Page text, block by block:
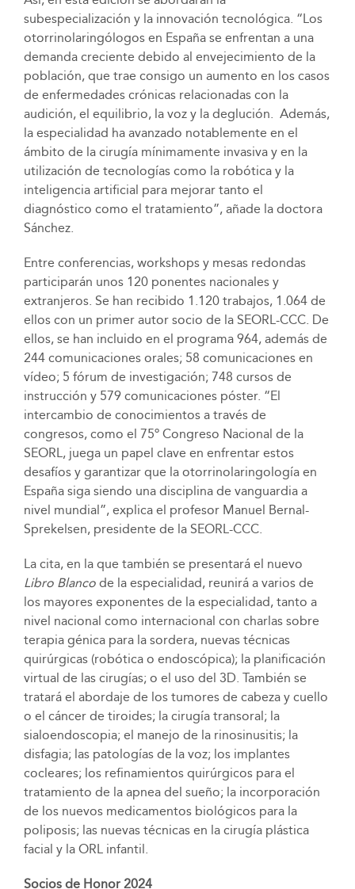
subespecialización y la innovación tecnológica. “Los
otorrinolaringólogos en España se enfrentan a una
demanda creciente debido al envejecimiento de la
población, que trae consigo un aumento en los casos
de enfermedades crónicas relacionadas con la
audición, el equilibrio, la voz y la deglución. Además,
la especialidad ha avanzado notablemente en el
ámbito de la cirugía mínimamente invasiva y en la
utilización de tecnologías como la robótica y la
inteligencia artificial para mejorar tanto el
diagnóstico como el tratamiento”, añade la doctora
Sánchez.
Entre conferencias, workshops y mesas redondas
participarán unos 120 ponentes nacionales y
extranjeros. Se han recibido 1.120 trabajos, 1.064 de
ellos con un primer autor socio de la SEORL-CCC. De
ellos, se han incluido en el programa 964, además de
244 comunicaciones orales; 58 comunicaciones en
vídeo; 5 fórum de investigación; 748 cursos de
instrucción y 579 comunicaciones póster. “El
intercambio de conocimientos a través de
congresos, como el 75º Congreso Nacional de la
SEORL, juega un papel clave en enfrentar estos
desafíos y garantizar que la otorrinolaringología en
España siga siendo una disciplina de vanguardia a
nivel mundial”, explica el profesor Manuel Bernal-
Sprekelsen, presidente de la SEORL-CCC.
La cita, en la que también se presentará el nuevo
Libro Blancode la especialidad, reunirá a varios de
los mayores exponentes de la especialidad, tanto a
nivel nacional como internacional con charlas sobre
terapia génica para la sordera, nuevas técnicas
quirúrgicas (robótica o endoscópica); la planificación
virtual de las cirugías; o el uso del 3D. También se
tratará el abordaje de los tumores de cabeza y cuello
o el cáncer de tiroides; la cirugía transoral; la
sialoendoscopia; el manejo de la rinosinusitis; la
disfagia; las patologías de la voz; los implantes
cocleares; los refinamientos quirúrgicos para el
tratamiento de la apnea del sueño; la incorporación
de los nuevos medicamentos biológicos para la
poliposis; las nuevas técnicas en la cirugía plástica
facial y la ORL infantil.
Socios de Honor 2024